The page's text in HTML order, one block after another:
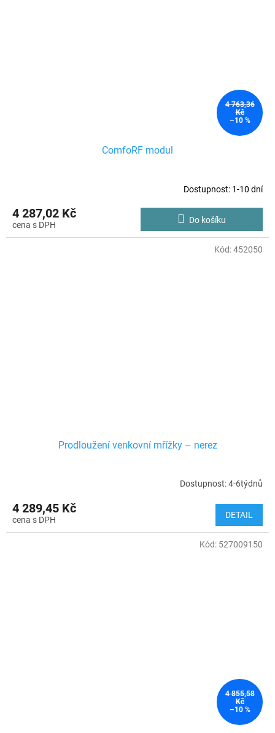
4 763,36
Kč
–10 %
ComfoRF modul
Dostupnost: 1-10 dní
4 287,02 Kč Do košíku
Prodloužení venkovní mřížky – nerez
Dostupnost: 4-6týdnů
4 289,45 Kč DETAIL
Kód:452050
4 855,58
Kč
–10 %
Kód: 527009150